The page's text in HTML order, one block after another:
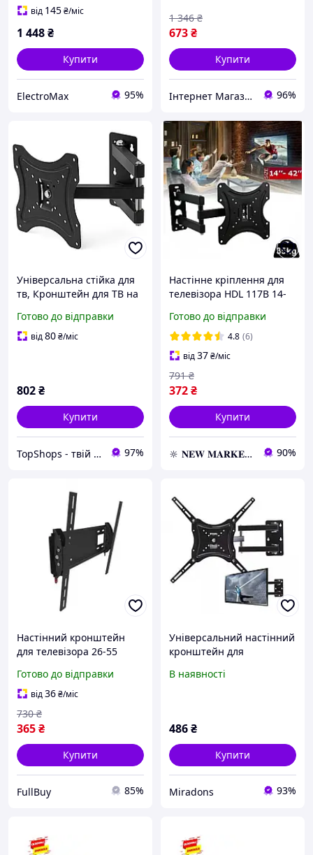
2407 WP-68
від 145₴/міс
1 448₴
Купити
ElectroMax 95%
VX-55
673₴
1 346 ₴
Купити
Інтернет Магазин "Tano" 96%
Універсальна стійка для
тв, Кронштейн для ТВ на
телевізора Кріплення IG-
21
Готово до відправки
від80₴/міс
802₴
Купити
TopShops - твій інтернет магазин 97%
Настінне кріплення для
телевізора HDL 117B 14-
кронштейн для
телевізора
Готово до відправки
4.8 (6)
від37₴/міс
372₴
791 ₴
Купити
🔆 𝐍𝐄𝐖 𝐌𝐀𝐑𝐊𝐄𝐓 🔆 – Продукція преміум-класу від офіційного представника! 90%
Настінний кронштейн
для телевізора 26-55
ТБ, універсальний
настінний монтаж,
максимальне
навантаження 45 кг,
Готово до відправки
від36₴/міс
365₴
730 ₴
Купити
FullBuy 85%
Універсальний настінний
кронштейн для
LED, поворотний,
В наявності
486₴
Купити
Miradons 93%